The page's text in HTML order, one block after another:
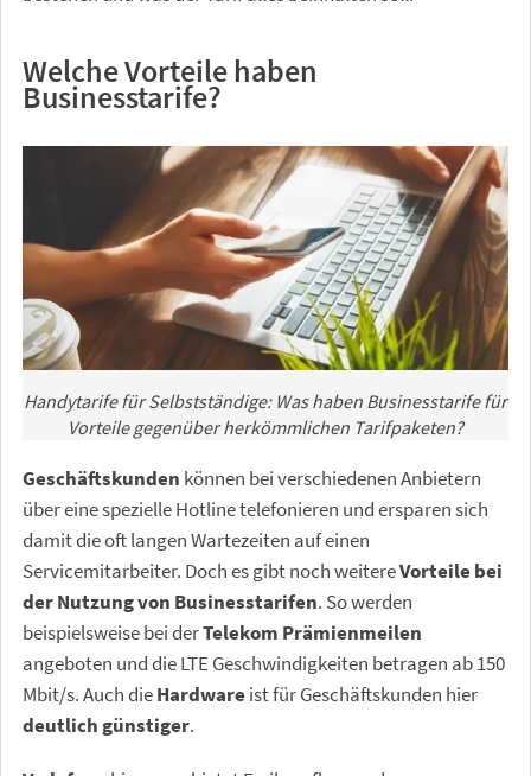
Welche Vorteile haben
Businesstarife?
Handytarife für Selbstständige: Was haben Businesstarife für
Vorteile gegenüber herkömmlichen Tarifpaketen?
Geschäftskunden können bei verschiedenen Anbietern
über eine spezielle Hotline telefonieren und ersparen sich
damit die oft langen Wartezeiten auf einen
Servicemitarbeiter. Doch es gibt noch weitereVorteile bei
der Nutzung von Businesstarifen. So werden
beispielsweise bei derTelekom Prämienmeilen
angeboten und die LTE Geschwindigkeiten betragen ab 150
Mbit/s. Auch dieHardwareist für Geschäftskunden hier
deutlich günstiger.